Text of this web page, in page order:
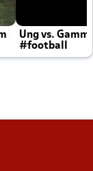
Ung vs.
#football